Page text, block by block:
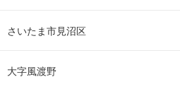
さいたま市見沼区
大字風渡野